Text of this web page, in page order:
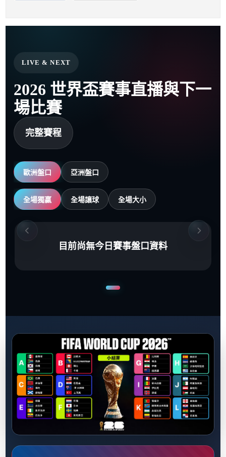
LIVE & NEXT
2026 世界盃賽事直播與下一
場比賽
完整賽程
歐洲盤口 亞洲盤口
全場獨贏 全場讓球 全場大小
目前尚無今日賽事盤口資料